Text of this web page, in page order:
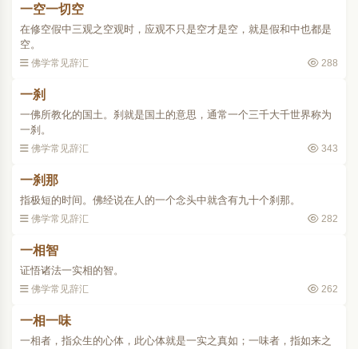
一空一切空
在修空假中三观之空观时，应观不只是空才是空，就是假和中也都是
空。
佛学常见辞汇 288
一刹
一佛所教化的国土。刹就是国土的意思，通常一个三千大千世界称为
一刹。
佛学常见辞汇 343
一刹那
指极短的时间。佛经说在人的一个念头中就含有九十个刹那。
佛学常见辞汇 282
一相智
证悟诸法一实相的智。
佛学常见辞汇 262
一相一味
一相者，指众生的心体，此心体就是一实之真如；一味者，指如来之